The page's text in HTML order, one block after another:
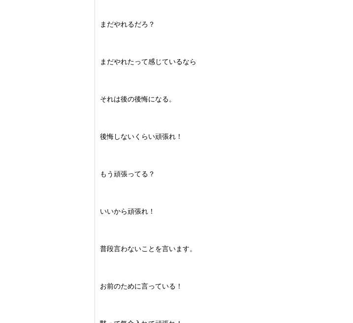
まだやれるだろ？
まだやれたって感じているなら
それは後の後悔になる。
後悔しないくらい頑張れ！
もう頑張ってる？
いいから頑張れ！
普段言わないことを言います。
お前のために言っている！